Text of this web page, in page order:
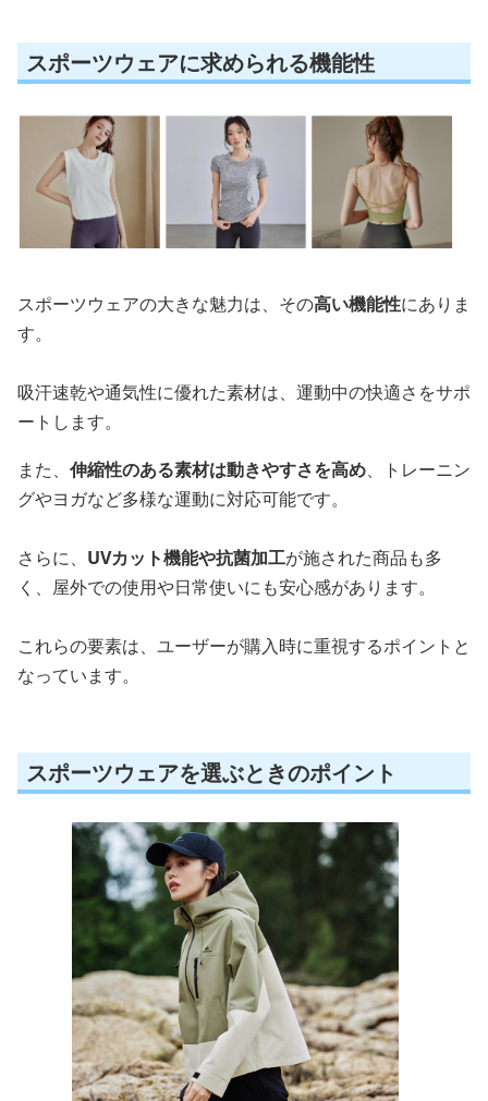
スポーツウェアに求められる機能性
スポーツウェアの大きな魅力は、その高い機能性にありま
す。
吸汗速乾や通気性に優れた素材は、運動中の快適さをサポ
ートします。
また、 伸縮性のある素材は動きやすさを高め、トレーニン
グやヨガなど多様な運動に対応可能です。
さらに、 UVカット機能や抗菌加工が施された商品も多
く、屋外での使用や日常使いにも安心感があります。
これらの要素は、ユーザーが購入時に重視するポイントと
なっています。
スポーツウェアを選ぶときのポイント